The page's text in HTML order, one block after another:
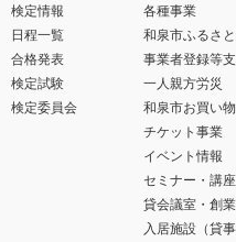
検定情報
日程一覧
合格発表
検定試験
検定委員会
各種事業
和泉市ふるさ
事業者登録等
一人親方労災
和泉市お買い
チケット事業
イベント情報
セミナー・講座
貸会議室・創
入居施設（貸事